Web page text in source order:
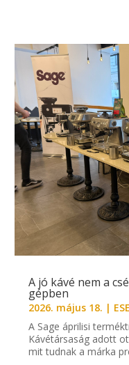
A jó kávé nem a
gépben
2026. május 18. |
A Sage áprilisi
Kávétársaság adott
mit tudnak a márka